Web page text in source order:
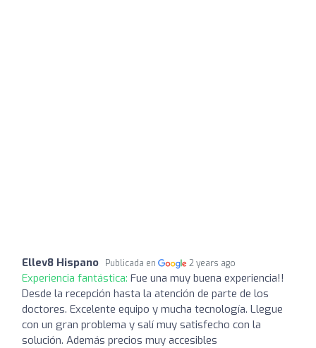
Ellev8 Hispano Publicada en 2 years ago
Experiencia fantástica: Fue una muy buena experiencia!!
Desde la recepción hasta la atención de parte de los
doctores. Excelente equipo y mucha tecnología. Llegue
con un gran problema y salí muy satisfecho con la
solución. Además precios muy accesibles